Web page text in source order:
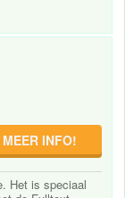
MEER INFO!
Het is speciaal